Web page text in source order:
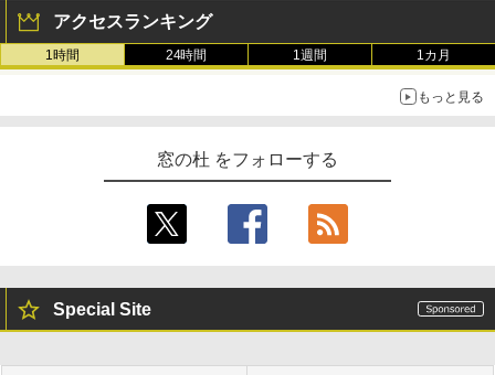
アクセスランキング
1時間 24時間 1週間 1カ月
もっと見る
窓の杜 をフォローする
Special Site